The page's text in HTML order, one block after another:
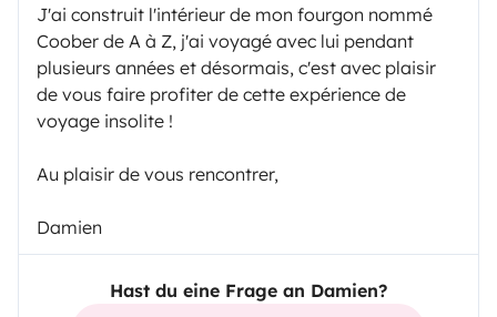
J'ai construit l'intérieur de mon fourgon nommé
Coober de A à Z, j'ai voyagé avec lui pendant
plusieurs années et désormais, c'est avec plaisir
de vous faire profiter de cette expérience de
voyage insolite !
Au plaisir de vous rencontrer,
Damien
Hast du eine Frage an Damien?